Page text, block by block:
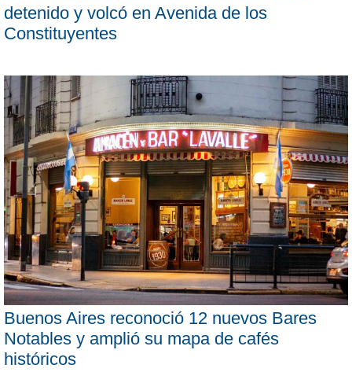
detenido y volcó en Avenida de los
Constituyentes
Buenos Aires reconoció 12 nuevos Bares
Notables y amplió su mapa de cafés
históricos